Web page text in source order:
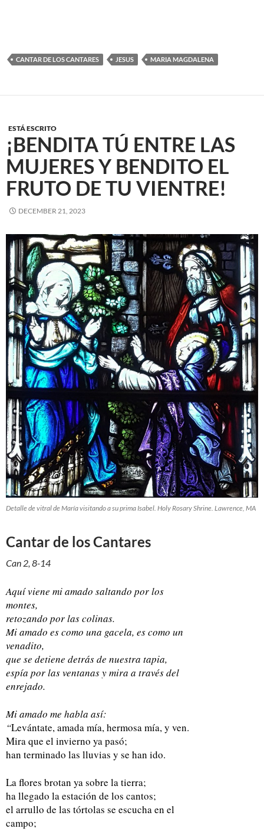
CANTAR DE LOS CANTARES JESUS MARIA MAGDALENA
ESTÁ ESCRITO
¡BENDITA TÚ ENTRE LAS
MUJERES Y BENDITO EL
FRUTO DE TU VIENTRE!
DECEMBER 21, 2023
Detalle de vitral de María visitando a su prima Isabel. Holy Rosary Shrine. Lawrence, MA
Cantar de los Cantares
Can 2, 8-14
Aquí viene mi amado saltando por los
montes,
retozando por las colinas.
Mi amado es como una gacela, es como un
venadito,
que se detiene detrás de nuestra tapia,
espía por las ventanas y mira a través del
enrejado.
Mi amado me habla así:
“Levántate, amada mía, hermosa mía, y ven.
Mira que el invierno ya pasó;
han terminado las lluvias y se han ido.
La flores brotan ya sobre la tierra;
ha llegado la estación de los cantos;
el arrullo de las tórtolas se escucha en el
campo;